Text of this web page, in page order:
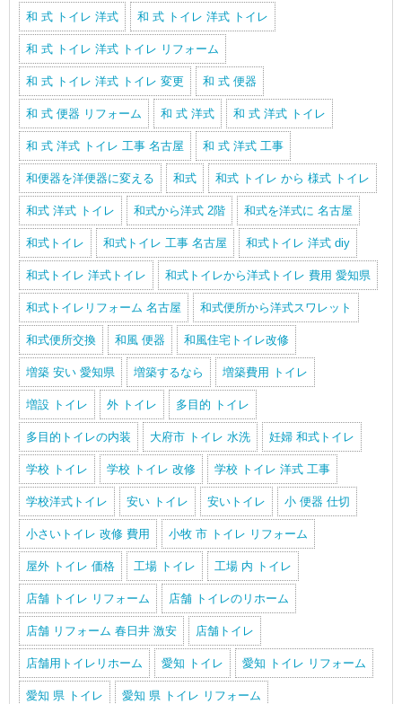
和 式 トイレ 洋式 和 式 トイレ 洋式 トイレ
和 式 トイレ 洋式 トイレ リフォーム
和 式 トイレ 洋式 トイレ 変更 和 式 便器
和 式 便器 リフォーム 和 式 洋式 和 式 洋式 トイレ
和 式 洋式 トイレ 工事 名古屋 和 式 洋式 工事
和便器を洋便器に変える 和式 和式 トイレ から 様式 トイレ
和式 洋式 トイレ 和式から洋式 2階 和式を洋式に 名古屋
和式トイレ 和式トイレ 工事 名古屋 和式トイレ 洋式 diy
和式トイレ 洋式トイレ 和式トイレから洋式トイレ 費用 愛知県
和式トイレリフォーム 名古屋 和式便所から洋式スワレット
和式便所交換 和風 便器 和風住宅トイレ改修
増築 安い 愛知県 増築するなら 増築費用 トイレ
増設 トイレ 外 トイレ 多目的 トイレ
多目的トイレの内装 大府市 トイレ 水洗 妊婦 和式トイレ
学校 トイレ 学校 トイレ 改修 学校 トイレ 洋式 工事
学校洋式トイレ 安い トイレ 安いトイレ 小 便器 仕切
小さいトイレ 改修 費用 小牧 市 トイレ リフォーム
屋外 トイレ 価格 工場 トイレ 工場 内 トイレ
店舗 トイレ リフォーム 店舗 トイレのリホーム
店舗 リフォーム 春日井 激安 店舗トイレ
店舗用トイレリホーム 愛知 トイレ 愛知 トイレ リフォーム
愛知 県 トイレ 愛知 県 トイレ リフォーム